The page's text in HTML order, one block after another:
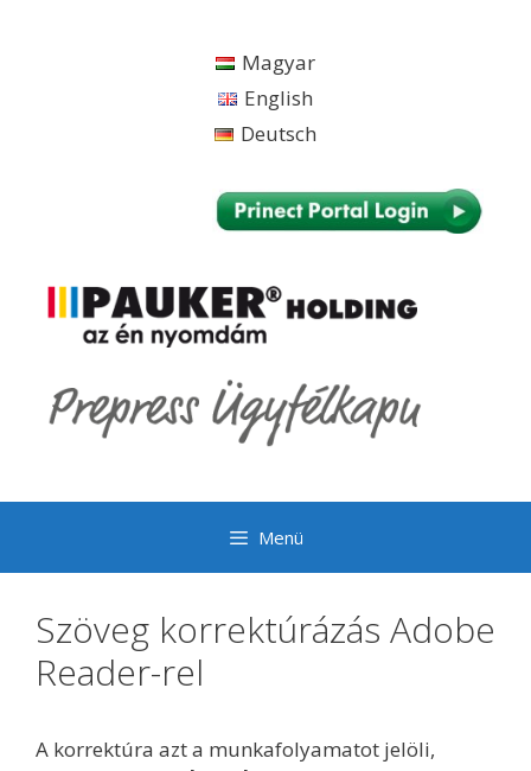
Magyar
English
Deutsch
Menü
Szöveg korrektúrázás Adobe
Reader-rel
A korrektúra azt a munkafolyamatot jelöli,